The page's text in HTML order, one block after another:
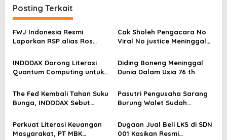
a
s
i
o
s
Posting Terkait
FWJ Indonesia Resmi
Laporkan RSP alias Ros
Cak Sholeh Pengacara No
Viral No justice Meninggal
INDODAX Dorong Literasi
Quantum Computing untuk
Blockchain
Diding Boneng Meninggal
Dunia Dalam Usia 76 th
The Fed Kembali Tahan Suku
Bunga, INDODAX Sebut
Sentimen Pasar
Pasutri Pengusaha Sarang
Burung Walet Sudah
Pelapor Desak Polda Jambi
Segera Lakukan Penahanan
Perkuat Literasi Keuangan
Masyarakat, PT MBK
Dugaan Jual Beli LKS di SDN
001 Kasikan Resmi